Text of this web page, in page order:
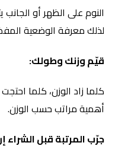
النوم على الظهر أو
لذلك معرفة الوضعية
قيّم وزنك وطولك:
كلما زاد الوزن، كلما
أهمية مراتب حسب الوزن.
جرّب المرتبة قبل الشراء